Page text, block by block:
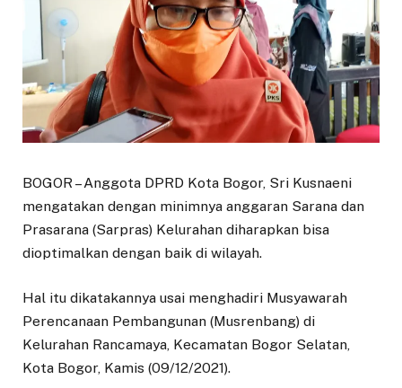
BOGOR – Anggota DPRD Kota Bogor, Sri Kusnaeni
mengatakan dengan minimnya anggaran Sarana dan
Prasarana (Sarpras) Kelurahan diharapkan bisa
dioptimalkan dengan baik di wilayah.
Hal itu dikatakannya usai menghadiri Musyawarah
Perencanaan Pembangunan (Musrenbang) di
Kelurahan Rancamaya, Kecamatan Bogor Selatan,
Kota Bogor, Kamis (09/12/2021).